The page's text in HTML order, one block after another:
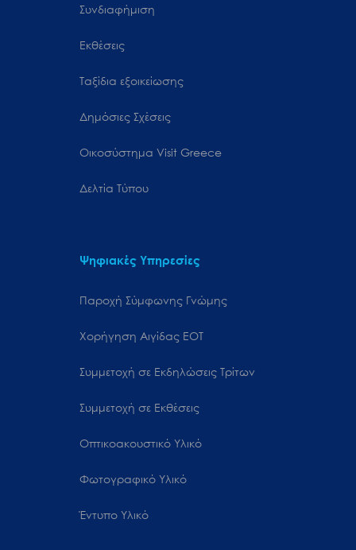
Συνδιαφήμιση
Εκθέσεις
Ταξίδια εξοικείωσης
Δημόσιες Σχέσεις
Oικοσύστημα Visit Greece
Δελτία Τύπου
Ψηφιακές Υπηρεσίες
Παροχή Σύμφωνης Γνώμης
Χορήγηση Αιγίδας ΕΟΤ
Συμμετοχή σε Εκδηλώσεις Τρίτων
Συμμετοχή σε Εκθέσεις
Οπτικοακουστικό Υλικό
Φωτογραφικό Υλικό
Έντυπο Υλικό